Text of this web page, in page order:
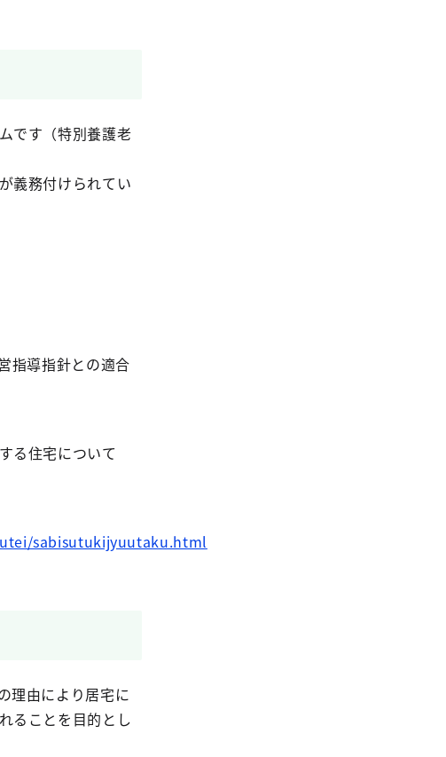
です（特別養護老
義務付けられてい
指導指針との適合
る住宅について
sabisutukijyuutaku.html
理由により居宅に
ることを目的とし